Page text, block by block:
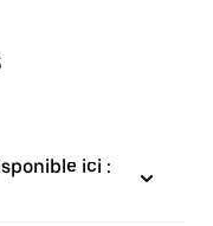
ici :